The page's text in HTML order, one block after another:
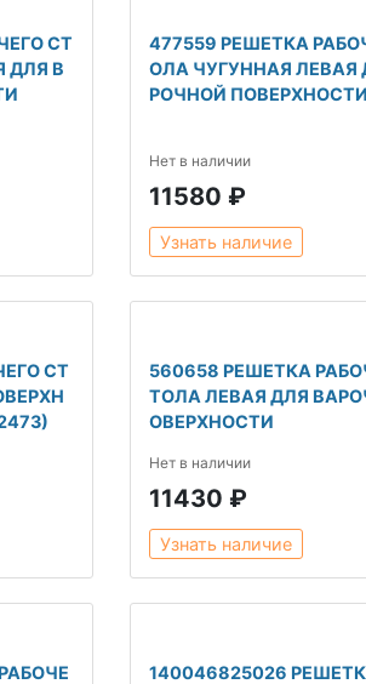
СТ
ДЛЯ В
477559 РЕШЕТКА
ОЛА ЧУГУННАЯ ЛЕВАЯ
РОЧНОЙ ПОВЕРХНОСТИ
Нет в наличии
11580 ₽
Узнать наличие
СТ
560658 РЕШЕТКА
ТОЛА ЛЕВАЯ ДЛЯ
ОВЕРХНОСТИ
Нет в наличии
11430 ₽
Узнать наличие
140046825026